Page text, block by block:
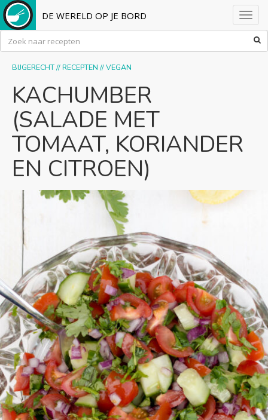
DE WERELD OP JE BORD
BIJGERECHT//RECEPTEN //VEGAN
KACHUMBER
(SALADE MET
TOMAAT, KORIANDER
EN CITROEN)